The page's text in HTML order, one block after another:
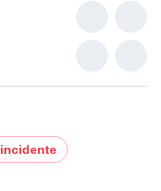
incidente